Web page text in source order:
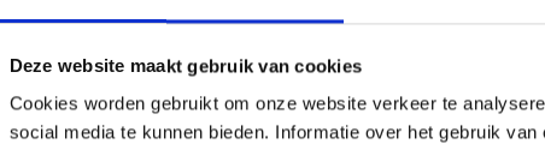
Deze website maakt gebruik van cookies
Cookies worden gebruikt om onze website verkeer te
social media te kunnen bieden. Informatie over het gebruik